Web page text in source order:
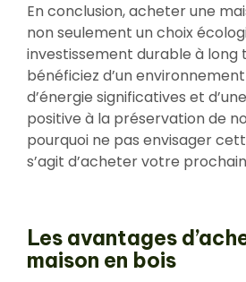
En conclusion, acheter une
non seulement un choix
investissement durable à long
bénéficiez d’un
d’énergie significatives et
positive à la préservation de
pourquoi ne pas envisager
s’agit d’acheter votre
Les avantages
maison en bois